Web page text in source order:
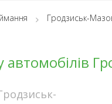
Гродзиськ-
автомобілів